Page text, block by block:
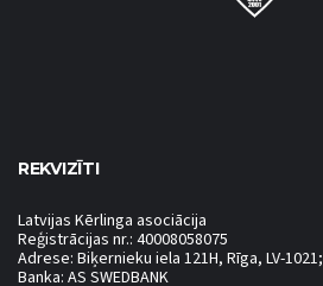
REKVIZĪTI
Latvijas Kērlinga asociācija
Reģistrācijas nr.: 40008058075
Adrese: Biķernieku iela 121H, Rīga, LV-1021;
Banka: AS SWEDBANK